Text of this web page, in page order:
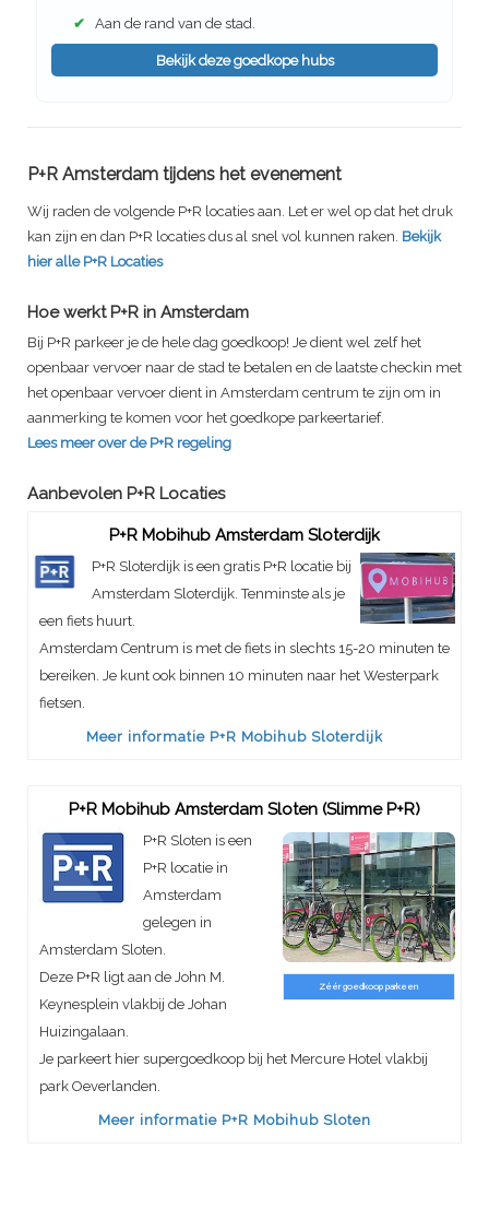
✔ Aan de rand van de stad.
Bekijk deze goedkope hubs
P+R Amsterdam tijdens het evenement
Wij raden de volgende P+R locaties aan. Let er wel op dat het druk
kan zijn en dan P+R locaties dus al snel vol kunnen raken. Bekijk
hier alle P+R Locaties
Hoe werkt P+R in Amsterdam
Bij P+R parkeer je de hele dag goedkoop! Je dient wel zelf het
openbaar vervoer naar de stad te betalen en de laatste checkin met
het openbaar vervoer dient in Amsterdam centrum te zijn om in
aanmerking te komen voor het goedkope parkeertarief.
Lees meer over de P+R regeling
Aanbevolen P+R Locaties
P+R Mobihub Amsterdam Sloterdijk
P+R Sloterdijk is een gratis P+R locatie bij
Amsterdam Sloterdijk. Tenminste als je
een fiets huurt.
Amsterdam Centrum is met de fiets in slechts 15-20 minuten te
bereiken. Je kunt ook binnen 10 minuten naar het Westerpark
fietsen.
Meer informatie P+R Mobihub Sloterdijk
P+R Mobihub Amsterdam Sloten (Slimme P+R)
Zéér goedkoop parkeen
P+R Sloten is een
P+R locatie in
Amsterdam
gelegen in
Amsterdam Sloten.
Deze P+R ligt aan de John M.
Keynesplein vlakbij de Johan
Huizingalaan.
Je parkeert hier supergoedkoop bij het Mercure Hotel vlakbij
park Oeverlanden.
Meer informatie P+R Mobihub Sloten